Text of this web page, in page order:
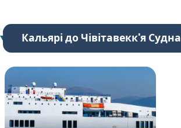
Кальярі до Чівітавекк'я Судна